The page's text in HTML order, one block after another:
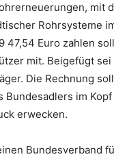
mit
Rohrsysteme
47,54 Euro zahlen
mit. Beigefügt sei
Die Rechnung
Bundesadlers im
erwecken.
Bundesverband